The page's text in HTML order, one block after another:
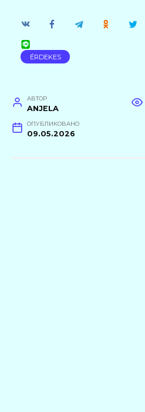
ÉRDEKES
АВТОР
ANJELA
ОПУБЛИКОВАНО
09.05.2026